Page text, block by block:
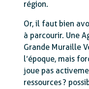
région.
Or, il faut bien
à parcourir. Une
Grande Muraille
l’époque, mais
joue pas
ressources ?